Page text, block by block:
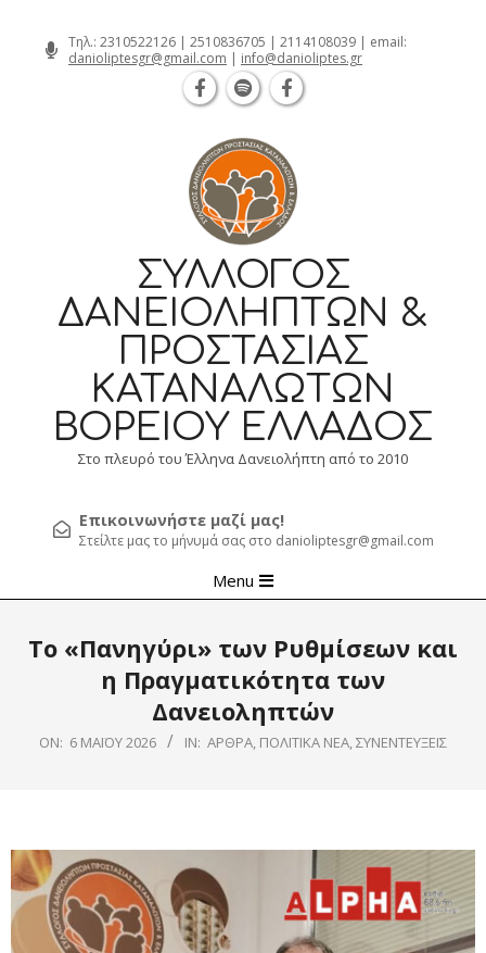
Τηλ.: 2310522126 | 2510836705 | 2114108039 | email:
danioliptesgr@gmail.com | info@danioliptes.gr
ΣΎΛΛΟΓΟΣ
ΔΑΝΕΙΟΛΗΠΤΏΝ &
ΠΡΟΣΤΑΣΊΑΣ
ΚΑΤΑΝΑΛΩΤΏΝ
ΒΟΡΕΊΟΥ ΕΛΛΆΔΟΣ
Στο πλευρό του Έλληνα Δανειολήπτη από το 2010
Επικοινωνήστε μαζί μας!
Στείλτε μας το μήνυμά σας στο danioliptesgr@gmail.com
Navigation
Menu
Το «Πανηγύρι» των Ρυθμίσεων και
η Πραγματικότητα των
Δανειοληπτών
ON: 6 ΜΑΪ́ΟΥ 2026 IN: ΆΡΘΡΑ, ΠΟΛΙΤΙΚΆ ΝΈΑ,ΣΥΝΕΝΤΕΎΞΕΙΣ